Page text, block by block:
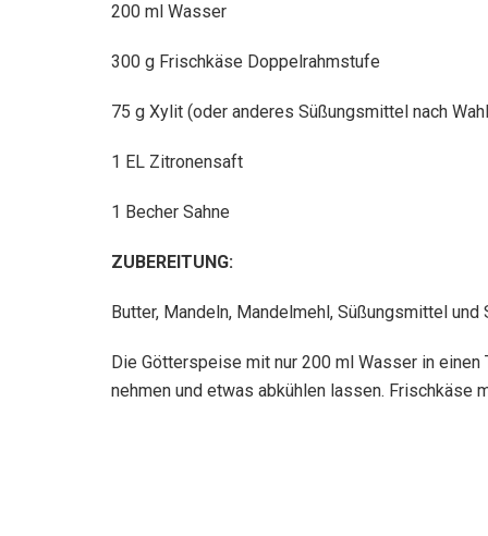
200 ml Wasser
300 g Frischkäse Doppelrahmstufe
75 g Xylit (oder anderes Süßungsmittel nach
1 EL Zitronensaft
1 Becher Sahne
ZUBEREITUNG:
Butter, Mandeln, Mandelmehl, Süßungsmittel
Die Götterspeise mit nur 200 ml Wasser in
nehmen und etwas abkühlen lassen. Frischkäse